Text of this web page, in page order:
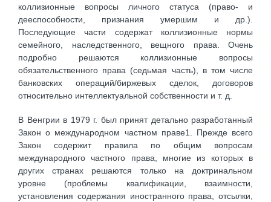
коллизионные вопросы личного статуса (право- и
дееспособности, признания умершим и др.).
Последующие части содержат коллизионные нормы
семейного, наследственного, вещного права. Очень
подробно решаются коллизионные вопросы
обязательственного права (седьмая часть), в том числе
банковских операций/биржевых сделок, договоров
относительно интеллектуальной собственности и т. д.
В Венгрии в 1979 г. был принят детально разработанный
Закон о международном частном праве1. Прежде всего
Закон содержит правила по общим вопросам
международного частного права, многие из которых в
других странах решаются только на доктринальном
уровне (проблемы квалификации, взаимности,
установления содержания иностранного права, отсылки,